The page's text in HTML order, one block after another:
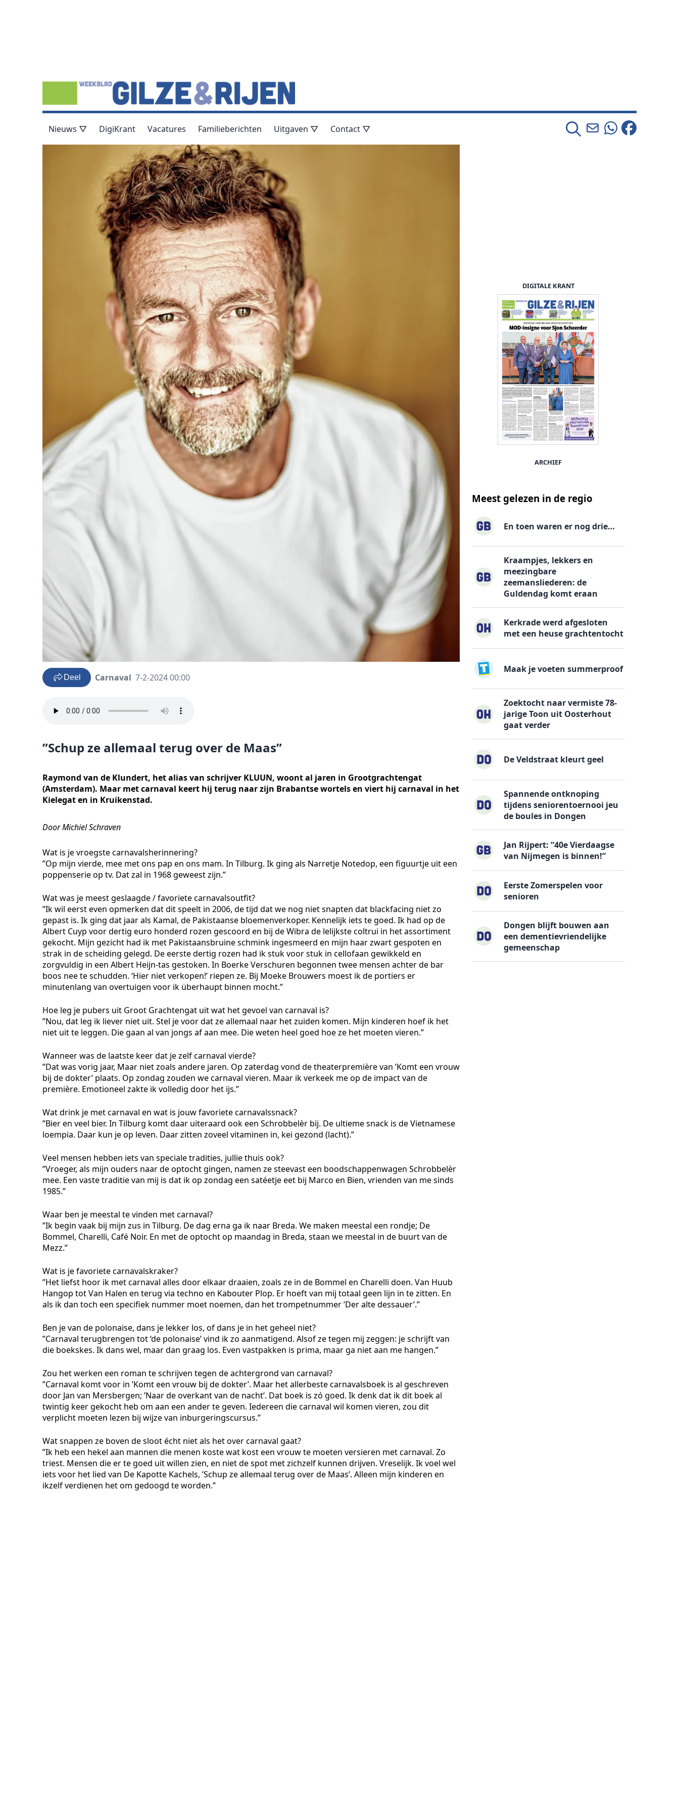
Nieuws ▽ DigiKrant Vacatures Familieberichten Uitgaven ▽ Contact ▽
Deel Carnaval 7-2-2024 00:00
”Schup ze allemaal terug over de Maas”
Raymond van de Klundert, het alias van schrijver KLUUN, woont al jaren in Grootgrachtengat
(Amsterdam). Maar met carnaval keert hij terug naar zijn Brabantse wortels en viert hij carnaval in het
Kielegat en in Kruikenstad.
Door Michiel Schraven
Wat is je vroegste carnavalsherinnering?
”Op mijn vierde, mee met ons pap en ons mam. In Tilburg. Ik ging als Narretje Notedop, een figuurtje uit een
poppenserie op tv. Dat zal in 1968 geweest zijn.”
Wat was je meest geslaagde / favoriete carnavalsoutfit?
”Ik wil eerst even opmerken dat dit speelt in 2006, de tijd dat we nog niet snapten dat blackfacing niet zo
gepast is. Ik ging dat jaar als Kamal, de Pakistaanse bloemenverkoper. Kennelijk iets te goed. Ik had op de
Albert Cuyp voor dertig euro honderd rozen gescoord en bij de Wibra de lelijkste coltrui in het assortiment
gekocht. Mijn gezicht had ik met Pakistaansbruine schmink ingesmeerd en mijn haar zwart gespoten en
strak in de scheiding gelegd. De eerste dertig rozen had ik stuk voor stuk in cellofaan gewikkeld en
zorgvuldig in een Albert Heijn-tas gestoken. In Boerke Verschuren begonnen twee mensen achter de bar
boos nee te schudden. ‘Hier niet verkopen!’ riepen ze. Bij Moeke Brouwers moest ik de portiers er
minutenlang van overtuigen voor ik überhaupt binnen mocht.”
Hoe leg je pubers uit Groot Grachtengat uit wat het gevoel van carnaval is?
”Nou, dat leg ik liever niet uit. Stel je voor dat ze allemaal naar het zuiden komen. Mijn kinderen hoef ik het
niet uit te leggen. Die gaan al van jongs af aan mee. Die weten heel goed hoe ze het moeten vieren.”
Wanneer was de laatste keer dat je zelf carnaval vierde?
”Dat was vorig jaar, Maar niet zoals andere jaren. Op zaterdag vond de theaterpremière van ’Komt een vrouw
bij de dokter’ plaats. Op zondag zouden we carnaval vieren. Maar ik verkeek me op de impact van de
première. Emotioneel zakte ik volledig door het ijs.”
Wat drink je met carnaval en wat is jouw favoriete carnavalssnack?
”Bier en veel bier. In Tilburg komt daar uiteraard ook een Schrobbelèr bij. De ultieme snack is de Vietnamese
loempia. Daar kun je op leven. Daar zitten zoveel vitaminen in, kei gezond (lacht).”
Veel mensen hebben iets van speciale tradities, jullie thuis ook?
”Vroeger, als mijn ouders naar de optocht gingen, namen ze steevast een boodschappenwagen Schrobbelèr
mee. Een vaste traditie van mij is dat ik op zondag een satéetje eet bij Marco en Bien, vrienden van me sinds
1985.”
Waar ben je meestal te vinden met carnaval?
”Ik begin vaak bij mijn zus in Tilburg. De dag erna ga ik naar Breda. We maken meestal een rondje; De
Bommel, Charelli, Café Noir. En met de optocht op maandag in Breda, staan we meestal in de buurt van de
Mezz.”
Wat is je favoriete carnavalskraker?
”Het liefst hoor ik met carnaval alles door elkaar draaien, zoals ze in de Bommel en Charelli doen. Van Huub
Hangop tot Van Halen en terug via techno en Kabouter Plop. Er hoeft van mij totaal geen lijn in te zitten. En
als ik dan toch een specifiek nummer moet noemen, dan het trompetnummer ’Der alte dessauer’.”
Ben je van de polonaise, dans je lekker los, of dans je in het geheel niet?
”Carnaval terugbrengen tot ‘de polonaise’ vind ik zo aanmatigend. Alsof ze tegen mij zeggen: je schrijft van
die boekskes. Ik dans wel, maar dan graag los. Even vastpakken is prima, maar ga niet aan me hangen.”
Zou het werken een roman te schrijven tegen de achtergrond van carnaval?
”Carnaval komt voor in ’Komt een vrouw bij de dokter’. Maar het allerbeste carnavalsboek is al geschreven
door Jan van Mersbergen; ’Naar de overkant van de nacht’. Dat boek is zó goed. Ik denk dat ik dit boek al
twintig keer gekocht heb om aan een ander te geven. Iedereen die carnaval wil komen vieren, zou dit
verplicht moeten lezen bij wijze van inburgeringscursus.”
Wat snappen ze boven de sloot écht niet als het over carnaval gaat?
”Ik heb een hekel aan mannen die menen koste wat kost een vrouw te moeten versieren met carnaval. Zo
triest. Mensen die er te goed uit willen zien, en niet de spot met zichzelf kunnen drijven. Vreselijk. Ik voel wel
iets voor het lied van De Kapotte Kachels, ’Schup ze allemaal terug over de Maas’. Alleen mijn kinderen en
ikzelf verdienen het om gedoogd te worden.”
DIGITALE KRANT
ARCHIEF
Meest gelezen in de regio
En toen waren er nog drie…
Kraampjes, lekkers en
meezingbare
zeemansliederen: de
Guldendag komt eraan
Kerkrade werd afgesloten
met een heuse grachtentocht
Maak je voeten summerproof
Zoektocht naar vermiste 78-
jarige Toon uit Oosterhout
gaat verder
De Veldstraat kleurt geel
Spannende ontknoping
tijdens seniorentoernooi jeu
de boules in Dongen
Jan Rijpert: “40e Vierdaagse
van Nijmegen is binnen!”
Eerste Zomerspelen voor
senioren
Dongen blijft bouwen aan
een dementievriendelijke
gemeenschap